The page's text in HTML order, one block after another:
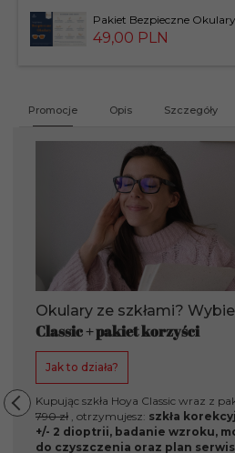
Pakiet Bezpieczne Okulary
49,00 PLN
Promocje Opis Szczegóły
Okulary ze szkłami?
Classic + pakiet korzyści
Jak to działa?
Kupując szkła Hoya Classic wraz z
790 zł , otrzymujesz: szkła
+/- 2 dioptrii, badanie wzroku,
do czyszczenia oraz plan